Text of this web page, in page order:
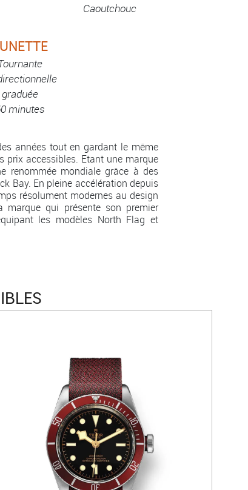
Caoutchouc
graduée
minutes
années tout en gardant le même
prix accessibles. Etant une marque
renommée mondiale grâce à des
Bay. En pleine accélération depuis
résolument modernes au design
qui présente son premier
les modèles North Flag et